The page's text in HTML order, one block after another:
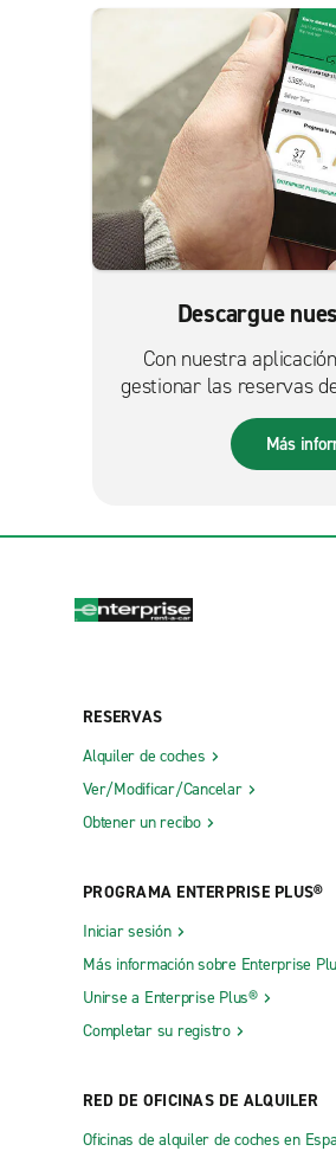
Descargue
Con nuestra
gestionar las reservas
más fácil
Más
RESERVAS
Alquiler de coches
Ver/Modificar/Cancelar
Obtener un recibo
PROGRAMA ENTERPRISE PLUS®
Iniciar sesión
Más información sobre Enterprise
Unirse a Enterprise Plus®
Completar su registro
RED DE OFICINAS DE ALQUILER
Oficinas de alquiler de coches en